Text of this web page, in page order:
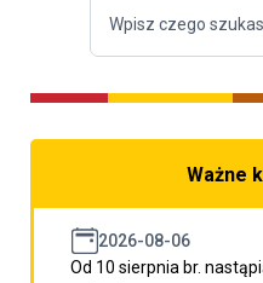
Ważne
2026-08-06
Od 10 sierpnia br.